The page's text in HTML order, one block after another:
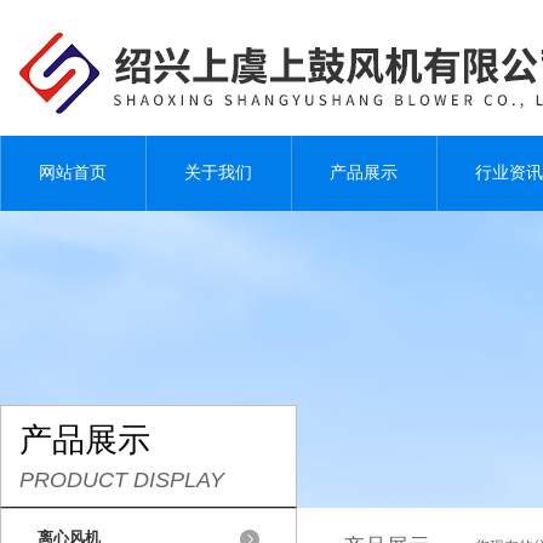
网站首页 关于我们 产品展示 行业资讯
产品展示
PRODUCT DISPLAY
离心风机